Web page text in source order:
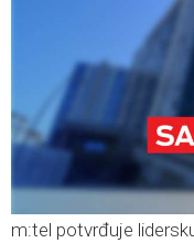
m:tel potvrđuje